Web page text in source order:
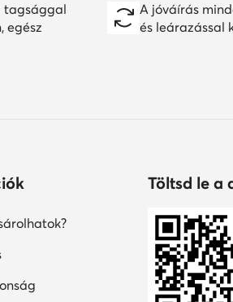
tagsággal
egész
A jóváírás
és leárazással
Töltsd le a